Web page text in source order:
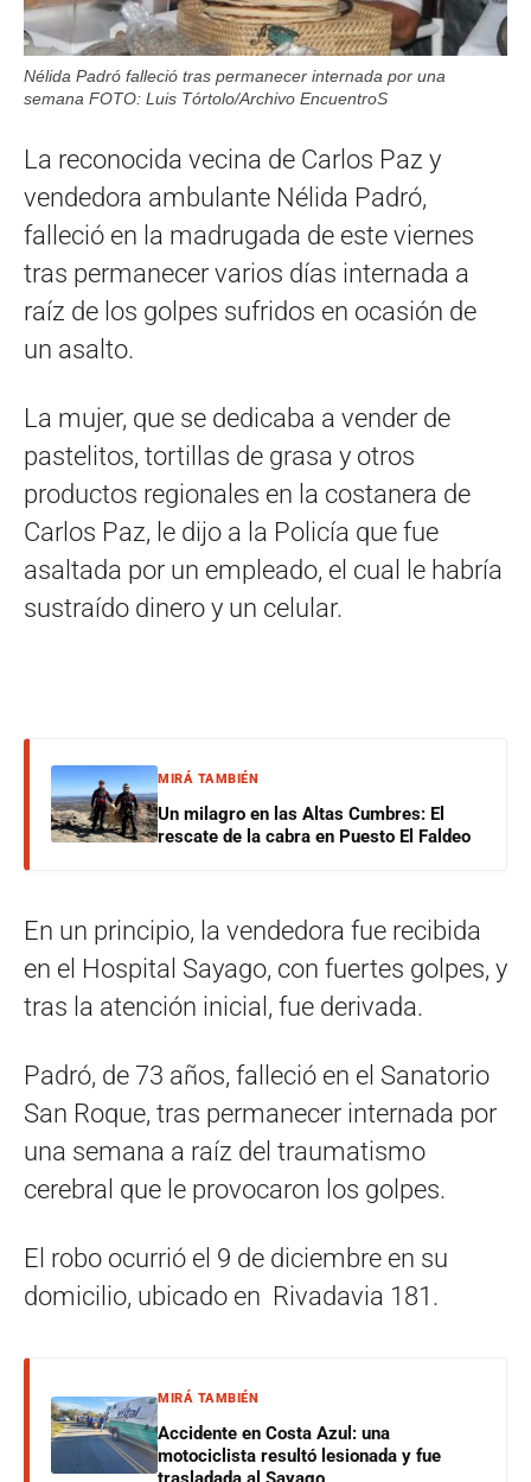
Nélida Padró falleció tras permanecer internada por una
semana FOTO: Luis Tórtolo/Archivo EncuentroS
La reconocida vecina de Carlos Paz y
vendedora ambulante Nélida Padró,
falleció en la madrugada de este viernes
tras permanecer varios días internada a
raíz de los golpes sufridos en ocasión de
un asalto.
La mujer, que se dedicaba a vender de
pastelitos, tortillas de grasa y otros
productos regionales en la costanera de
Carlos Paz, le dijo a la Policía que fue
asaltada por un empleado, el cual le habría
sustraído dinero y un celular.
MIRÁ TAMBIÉN
Un milagro en las Altas Cumbres: El
rescate de la cabra en Puesto El Faldeo
En un principio, la vendedora fue recibida
en el Hospital Sayago, con fuertes golpes, y
tras la atención inicial, fue derivada.
Padró, de 73 años, falleció en el Sanatorio
San Roque, tras permanecer internada por
una semana a raíz del traumatismo
cerebral que le provocaron los golpes.
El robo ocurrió el 9 de diciembre en su
domicilio, ubicado en Rivadavia 181.
MIRÁ TAMBIÉN
Accidente en Costa Azul: una
motociclista resultó lesionada y fue